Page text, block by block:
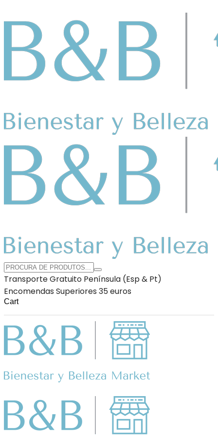
Transporte Gratuito Península (Esp & Pt)
Encomendas Superiores 35 euros
Cart